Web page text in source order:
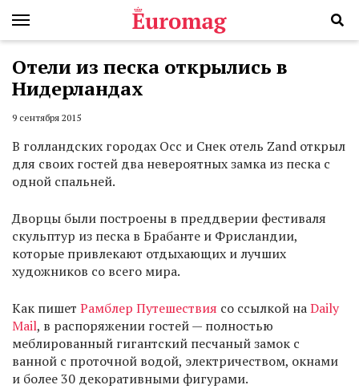
Отели из песка открылись в
Нидерландах
9 сентября 2015
В голландских городах Осс и Снек отель Zand открыл
для своих гостей два невероятных замка из песка с
одной спальней.
Дворцы были построены в преддверии фестиваля
скульптур из песка в Брабанте и Фрисландии,
которые привлекают отдыхающих и лучших
художников со всего мира.
Как пишет Рамблер Путешествия со ссылкой наDaily
Mail, в распоряжении гостей — полностью
меблированный гигантский песчаный замок с
ванной с проточной водой, электричеством, окнами
и более 30 декоративными фигурами.